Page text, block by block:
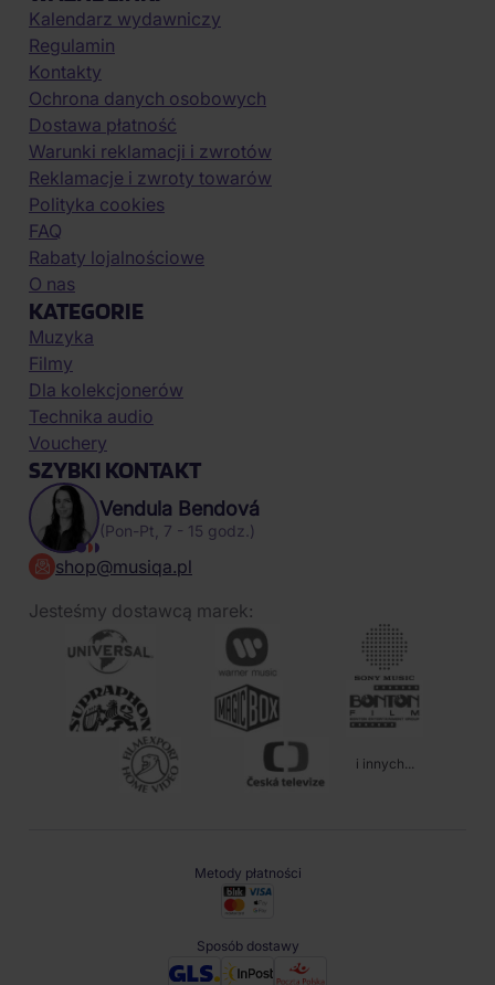
Kalendarz wydawniczy
Regulamin
Kontakty
Ochrona danych osobowych
Dostawa płatność
Warunki reklamacji i zwrotów
Reklamacje i zwroty towarów
Polityka cookies
FAQ
Rabaty lojalnościowe
O nas
KATEGORIE
Muzyka
Filmy
Dla kolekcjonerów
Technika audio
Vouchery
SZYBKI KONTAKT
Vendula Bendová
(Pon-Pt, 7 - 15 godz.)
shop@musiqa.pl
Jesteśmy dostawcą marek:
i innych...
Metody płatności
Sposób dostawy